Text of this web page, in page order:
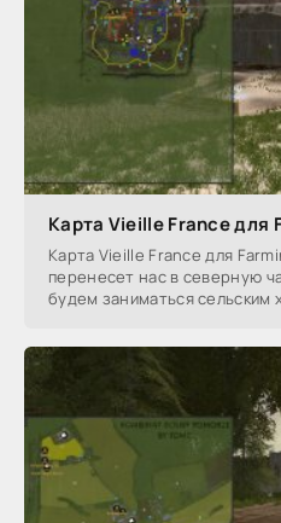
Карта Vieille France для
Карта Vieille France для
перенесет нас в северную
будем заниматься сельским